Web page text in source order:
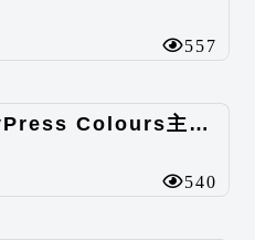
557
BuddyPress Colours主题汉化包
540